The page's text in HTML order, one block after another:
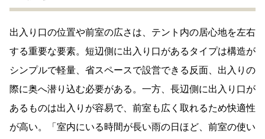
出入り口の位置や前室の広さは、テント内の居心地を左右
する重要な要素。短辺側に出入り口があるタイプは構造が
シンプルで軽量、省スペースで設営できる反面、出入りの
際に奥へ潜り込む必要がある。一方、長辺側に出入り口が
あるものは出入りが容易で、前室も広く取れるため快適性
が高い。「室内にいる時間が長い雨の日ほど、前室の使い